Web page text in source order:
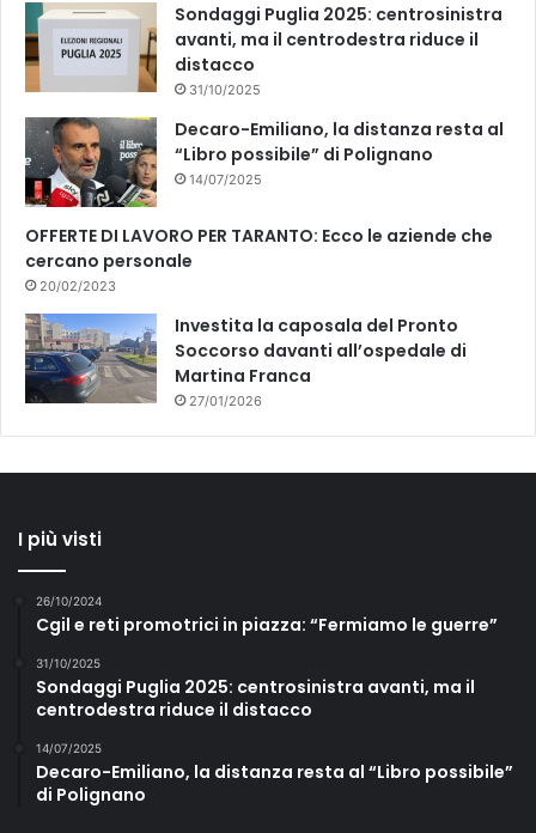
Sondaggi Puglia 2025: centrosinistra
avanti, ma il centrodestra riduce il
distacco
31/10/2025
Decaro-Emiliano, la distanza resta al
“Libro possibile” di Polignano
14/07/2025
OFFERTE DI LAVORO PER TARANTO: Ecco le aziende che
cercano personale
20/02/2023
Investita la caposala del Pronto
Soccorso davanti all’ospedale di
Martina Franca
27/01/2026
I più visti
26/10/2024
Cgil e reti promotrici in piazza: “Fermiamo le guerre”
31/10/2025
Sondaggi Puglia 2025: centrosinistra avanti, ma il
centrodestra riduce il distacco
14/07/2025
Decaro-Emiliano, la distanza resta al “Libro possibile”
di Polignano